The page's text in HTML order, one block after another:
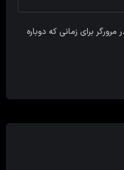
برای زمانی که دوباره